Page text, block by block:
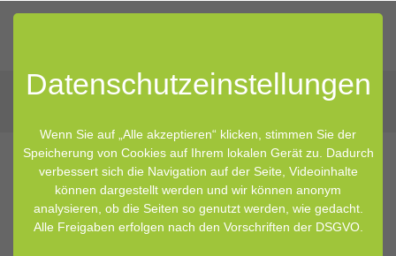
Datenschutz­einstellungen
Wenn Sie auf „Alle akzeptieren“ klicken, stimmen Sie der
Speicherung von Cookies auf Ihrem lokalen Gerät zu. Dadurch
verbessert sich die Navigation auf der Seite, Videoinhalte
können dargestellt werden und wir können anonym
analysieren, ob die Seiten so genutzt werden, wie gedacht.
Alle Freigaben erfolgen nach den Vorschriften der DSGVO.